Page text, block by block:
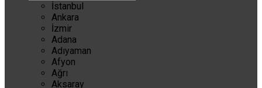
İstanbul
Ankara
İzmir
Adana
Adıyaman
Afyon
Ağrı
Aksaray